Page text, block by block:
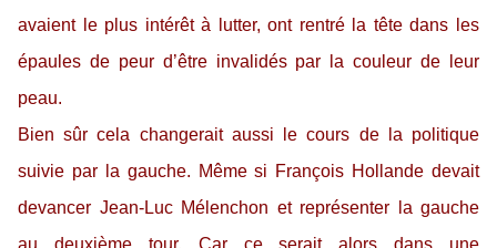
avaient le plus intérêt à lutter, ont rentré la tête dans les
épaules de peur d’être invalidés par la couleur de leur
peau.
Bien sûr cela changerait aussi le cours de la politique
suivie par la gauche. Même si François Hollande devait
devancer Jean-Luc Mélenchon et représenter la gauche